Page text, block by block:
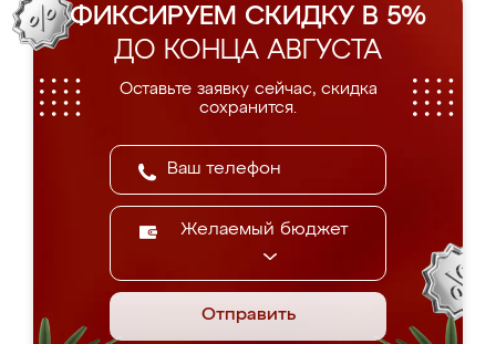
ФИКСИРУЕМ СКИДКУ В 5%
ДО КОНЦА АВГУСТА
Оставьте заявку сейчас, скидка
сохранится.
Желаемый бюджет
Отправить